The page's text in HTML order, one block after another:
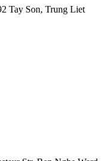
Tay Son, Trung Liet